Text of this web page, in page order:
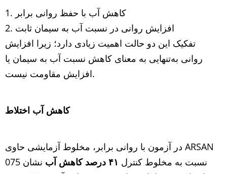
کاهش آب با حفظ روانی برابر
افزایش روانی در نسبت آب به سیمان ثابت
تفکیک این دو حالت اهمیت زیادی دارد؛ زیرا افزایش
روانی به‌تنهایی به معنای کاهش نسبت آب به سیمان یا
افزایش مقاومت نیست.
کاهش آب اختلاط
در آزمون با روانی برابر، مخلوط آزمایشی حاوی ARSAN
075 نسبت به مخلوط کنترل ۴۱ درصد کاهش آب نشان